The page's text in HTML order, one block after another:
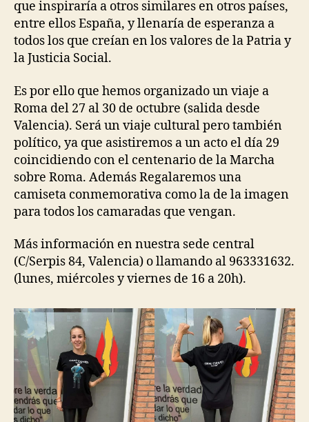
que inspiraría a otros similares en otros países,
entre ellos España, y llenaría de esperanza a
todos los que creían en los valores de la Patria y
la Justicia Social.
Es por ello que hemos organizado un viaje a
Roma del 27 al 30 de octubre (salida desde
Valencia). Será un viaje cultural pero también
político, ya que asistiremos a un acto el día 29
coincidiendo con el centenario de la Marcha
sobre Roma. Además Regalaremos una
camiseta conmemorativa como la de la imagen
para todos los camaradas que vengan.
Más información en nuestra sede central
(C/Serpis 84, Valencia) o llamando al 963331632.
(lunes, miércoles y viernes de 16 a 20h).